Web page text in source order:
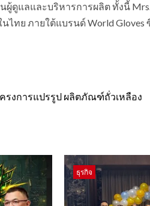
ผู้ดูแลและบริหารการผลิต ทั้งนี้
ไทย ภายใต้แบรนด์ World
รงการแปรรูป ผลิตภัณฑ์ถั่วเหลือง
ธุรกิจ